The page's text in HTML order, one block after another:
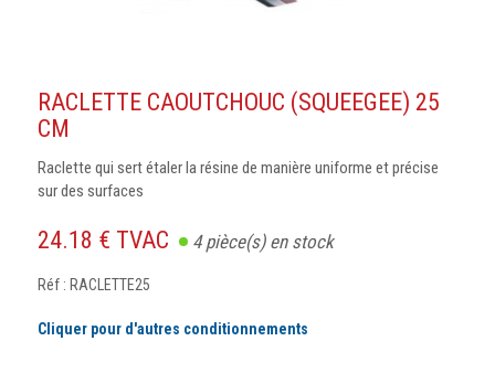
RACLETTE CAOUTCHOUC (SQUEEGEE) 25
CM
Raclette qui sert étaler la résine de manière uniforme et précise
sur des surfaces
24.18 € TVAC 4pièce(s) en stock
Réf : RACLETTE25
Cliquer pour d'autres conditionnements